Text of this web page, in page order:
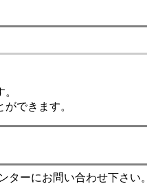
できます。
ターにお問い合わせ下さい。